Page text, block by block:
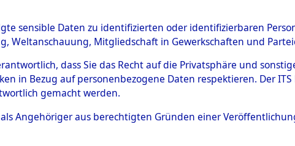
Natzweiler:
das Kommando Bisingen:
des Personnes Déplacées",
sensible Daten zu identifizierten oder identifizierbaren
Weltanschauung, Mitgliedschaft in Gewerkschaften und
dass Sie das Recht auf die Privatsphäre und
in Bezug auf personenbezogene Daten respektieren. Der
gemacht werden.
als Angehöriger aus berechtigten Gründen einer